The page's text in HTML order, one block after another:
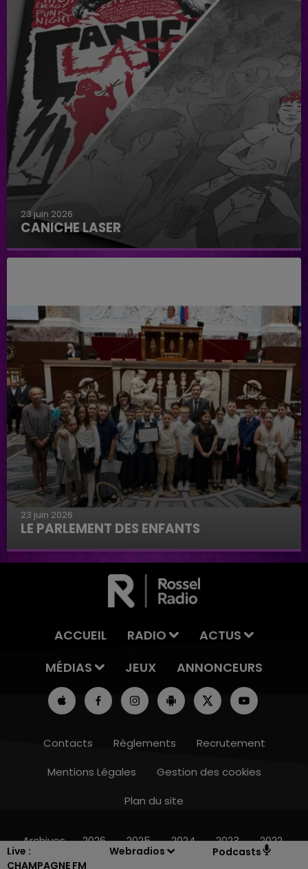
Live :
CHAMPAGNE FM
Webradios Podcasts
LE BEST OF DE LA FAMILLE CHAMPAGNE
23 juin 2026
CANICHE LASER
Caniche Laser
23 juin 2026
LE PARLEMENT DES ENFANTS
Le parlement des enfants
ACCUEIL RADIO
ACTUS
MÉDIAS
JEUX ANNONCEURS
Contacts Règlements
Recrutement
Mentions Légales
Gestion des cookies
Plan du site
Archives 2026 2025 2024 2023 2022